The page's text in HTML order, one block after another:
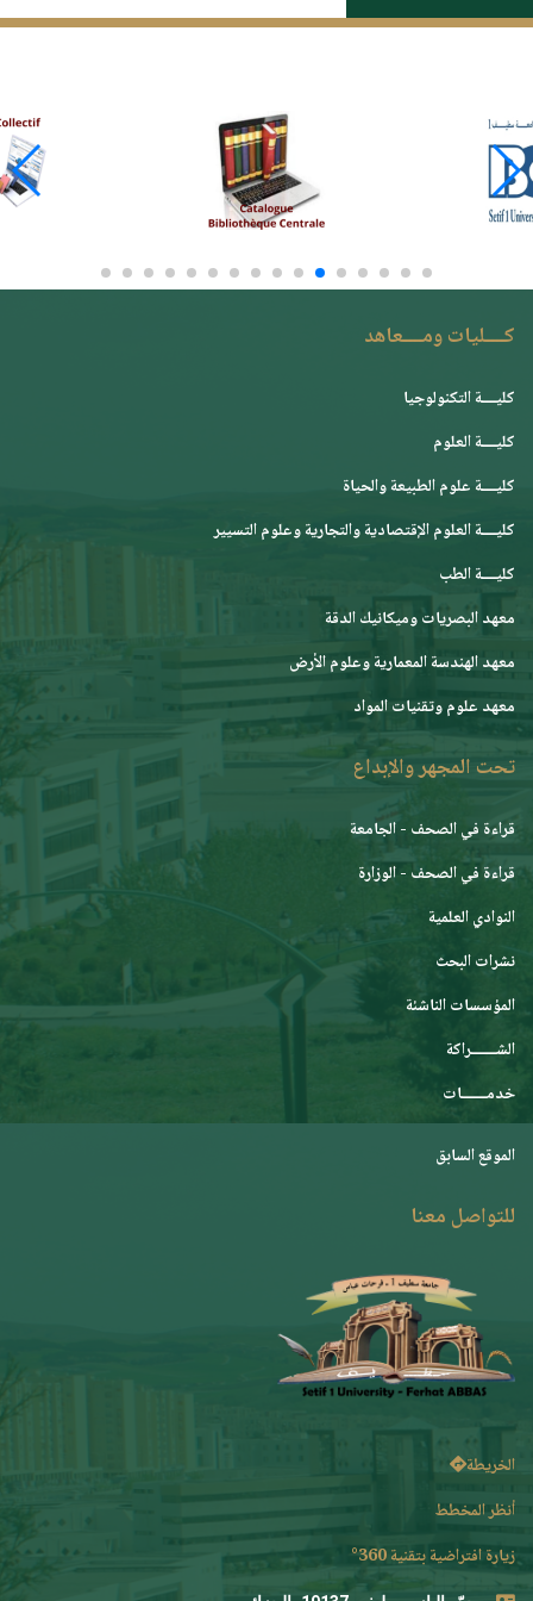
كــــليات ومــــعاهد
كليــــة التكنولوجيا
كليــــة العلوم
كليــــة علوم الطبيعة والحياة
كليــــة العلوم الإقتصادية والتجارية وعلوم التسيير
كليــــة الطب
معهد البصريات وميكانيك الدقة
معهد الهندسة المعمارية وعلوم الأرض
معهد علوم وتقنيات المواد
تحت المجهر والإبداع
قراءة في الصحف - الجامعة
قراءة في الصحف - الوزارة
النوادي العلمية
نشرات البحث
المؤسسات الناشئة
الشـــــــراكة
خدمـــــــات
الموقع السابق
للتواصل معنا
الخريطة
أنظر المخطط
زيارة افتراضية بتقنية 360°